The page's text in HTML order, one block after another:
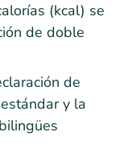
(kcal) se
de doble
de
y la